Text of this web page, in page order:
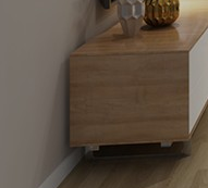
手机
公司